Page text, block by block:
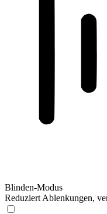
Blinden-Modus
Reduziert Ablenkungen,